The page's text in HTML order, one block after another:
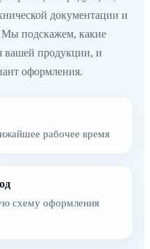
документации и
Мы подскажем, какие
продукции, и
оформления.
рабочее время
схему оформления